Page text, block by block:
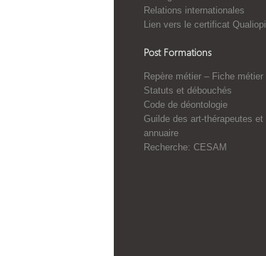
Relations internationales
Lien vers le certificat Qualiopi
Post Formations
Repère métier – Fiche métier
Statuts et débouchés
Code de déontologie
Guilde des art-thérapeutes et
annuaire
Recherche: CESAM